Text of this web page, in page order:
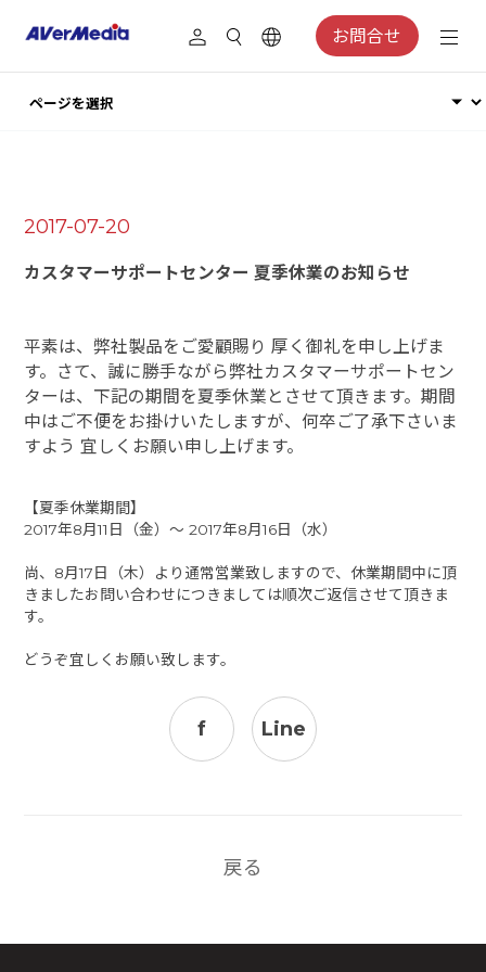
お問合せ
2017-07-20
カスタマーサポートセンター 夏季休業のお知らせ
平素は、弊社製品をご愛顧賜り 厚く御礼を申し上げま
す。 さて、誠に勝手ながら弊社カスタマーサポートセン
ターは、下記の期間を夏季休業とさせて頂きます。期間
中はご不便をお掛けいたしますが、何卒ご了承下さいま
すよう 宜しくお願い申し上げます。
【夏季休業期間】
2017年8月11日（金）～ 2017年8月16日（水）
尚、8月17日（木）より通常営業致しますので、休業期間中に頂
きましたお問い合わせにつきましては順次ご返信させて頂きま
す。
どうぞ宜しくお願い致します。
f Line
戻る